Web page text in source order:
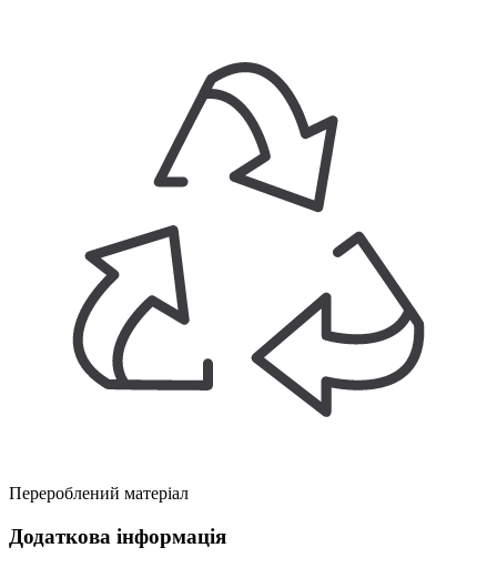
Перероблений матеріал
Додаткова інформація